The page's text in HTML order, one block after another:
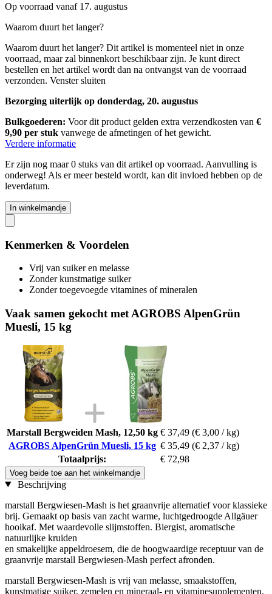
Op voorraad vanaf 17. augustus
Waarom duurt het langer?
Waarom duurt het langer? Dit artikel is momenteel niet in onze
voorraad, maar zal binnenkort beschikbaar zijn. Je kunt direct
bestellen en het artikel wordt dan na ontvangst van de voorraad
verzonden. Venster sluiten
Bezorging uiterlijk op donderdag, 20. augustus
Bulkgoederen: Voor dit product gelden extra verzendkosten van €
9,90 per stuk vanwege de afmetingen of het gewicht.
Verdere informatie
Er zijn nog maar 0 stuks van dit artikel op voorraad. Aanvulling is
onderweg! Als er meer besteld wordt, kan dit invloed hebben op de
leverdatum.
In winkelmandje
Kenmerken & Voordelen
Vrij van suiker en melasse
Zonder kunstmatige suiker
Zonder toegevoegde vitamines of mineralen
Vaak samen gekocht met AGROBS AlpenGrün
Muesli, 15 kg
Marstall Bergweiden Mash, 12,50 kg € 37,49 (€ 3,00 / kg)
AGROBS AlpenGrün Muesli, 15 kg € 35,49 (€ 2,37 / kg)
Totaalprijs:
€ 72,98
Voeg beide toe aan het winkelmandje
Beschrijving
marstall Bergwiesen-Mash is het graanvrije alternatief voor klassieke
brij. Gemaakt op basis van zacht warme, luchtgedroogde Allgäuer
hooikaf. Met waardevolle slijmstoffen. Biergist, aromatische
natuurlijke kruiden
en smakelijke appeldroesem, die de hoogwaardige receptuur van de
graanvrije marstall Bergwiesen-Mash perfect afronden.
marstall Bergwiesen-Mash is vrij van melasse, smaakstoffen,
kunstmatige suiker, zemelen en mineraal- en vitaminesupplementen.